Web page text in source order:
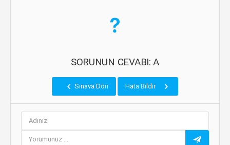
SORUNUN CEVABI: A
Sınava Dön Hata Bildir